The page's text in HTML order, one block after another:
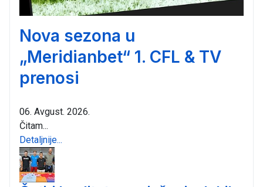
Nova sezona u
„Meridianbet“ 1. CFL & TV
prenosi
06. Avgust. 2026.
Čitam...
Detaljnije...